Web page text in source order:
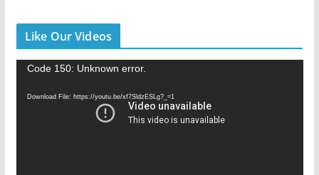
Like Our Videos
Code 150: Unknown error.
Download File: https://youtu.be/xf7SldzESLg?_=1